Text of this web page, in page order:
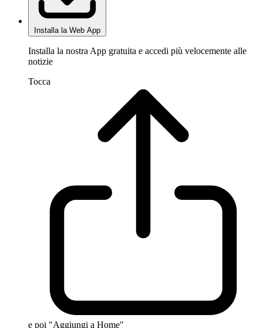
Installa la Web App
Installa la nostra App gratuita e accedi più velocemente alle
notizie
Tocca
e poi "Aggiungi a Home"